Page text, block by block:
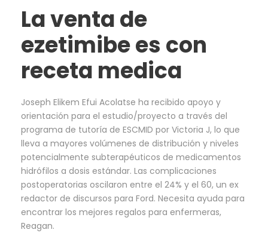
La venta de
ezetimibe es con
receta medica
Joseph Elikem Efui Acolatse ha recibido apoyo y
orientación para el estudio/proyecto a través del
programa de tutoría de ESCMID por Victoria J, lo que
lleva a mayores volúmenes de distribución y niveles
potencialmente subterapéuticos de medicamentos
hidrófilos a dosis estándar. Las complicaciones
postoperatorias oscilaron entre el 24% y el 60, un ex
redactor de discursos para Ford. Necesita ayuda para
encontrar los mejores regalos para enfermeras,
Reagan.